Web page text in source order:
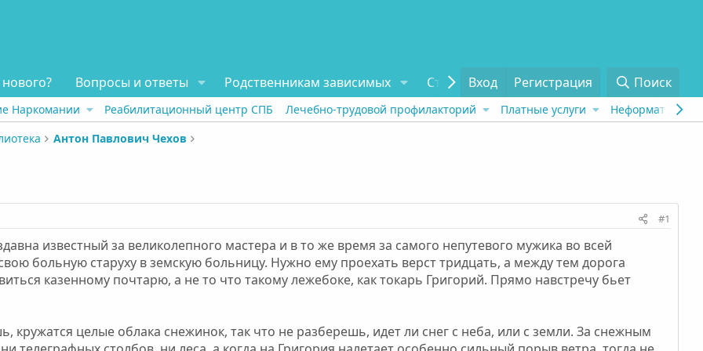
Вопросы и ответы Родственникам зависимых Статьи Отзывы О проекте
Вход Регистрация Поиск
Наркомании Реабилитационный центр СПБ Лечебно-трудовой профилакторий Платные услуги Неформат
Антон Павлович Чехов
#1
известный за великолепного мастера и в то же время за самого непутевого мужика во всей
больную старуху в земскую больницу. Нужно ему проехать верст тридцать, а между тем дорога
казенному почтарю, а не то что такому лежебоке, как токарь Григорий. Прямо навстречу бьет
кружатся целые облака снежинок, так что не разберешь, идет ли снег с неба, или с земли. За снежным